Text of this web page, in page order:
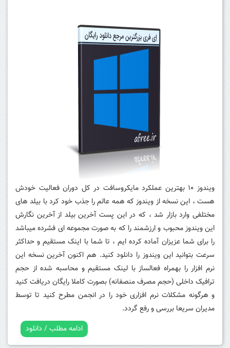
ویندوز ۱۰ بهترین عملکرد مایکروسافت در کل دوران فعالیت خودش
هست ، این نسخه از ویندوز که همه عالم را جذب خود کرد با بیلد های
مختلفی وارد بازار شد ، که در این پست آخرین بیلد از آخرین نگارش
این ویندوز محبوب و ارزشمند را که به صورت مجموعه ای فشرده میباشد
را برای شما عزیزان آماده کرده ایم ، تا شما با اینک مستقیم و حداکثر
سرعت بتوانید این ویندوز را دانلود کنید. هم اکنون آخرین نسخه این
نرم افزار را بهمراه فعالساز با لینک مستقیم و محاسبه شده از حجم
ترافیک داخلی (حجم مصرف منصفانه) بصورت کاملا رایگان دریافت کنید
و هرگونه مشکلات نرم افزاری خود را در انجمن مطرح کنید تا توسط
مدیران سریعا بررسی و رفع گردد.
ادامه مطلب / دانلود